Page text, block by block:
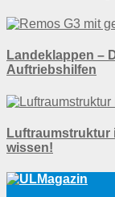
Landeklappen –
Auftriebshilfen
Luftraumstruktur
wissen!